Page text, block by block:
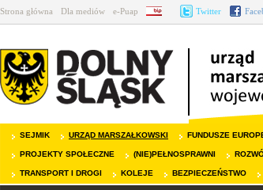
Strona główna Dla mediów e-Puap BIP Twitter
SEJMIK URZĄD MARSZAŁKOWSKI FUNDUSZE
PROJEKTY SPOŁECZNE (NIE)PEŁNOSPRAWNI
TRANSPORT I DROGI KOLEJE BEZPIECZEŃSTWO